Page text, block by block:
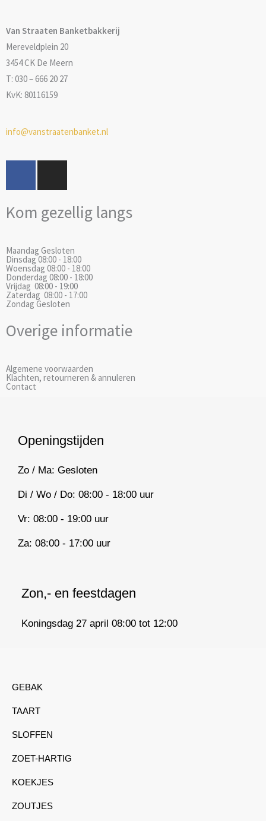
Van Straaten Banketbakkerij
Mereveldplein 20
3454 CK De Meern
T: 030 – 666 20 27
KvK: 80116159
info@vanstraatenbanket.nl
F
c
e
o
k
I
s
t
r
a
m
Kom gezellig langs
Maandag Gesloten
Dinsdag08:00 - 18:00
Woensdag 08:00 - 18:00
Donderdag 08:00 - 18:00
Vrijdag 08:00 - 19:00
Zaterdag 08:00 - 17:00
Zondag Gesloten
Overige informatie
Algemene voorwaarden
Klachten, retourneren & annuleren
Contact
Openingstijden
Zo / Ma: Gesloten
Di / Wo / Do: 08:00 - 18:00 uur
Vr: 08:00 - 19:00 uur
Za: 08:00 - 17:00 uur
Zon,- en feestdagen
Koningsdag 27 april 08:00 tot 12:00
GEBAK
TAART
SLOFFEN
ZOET-HARTIG
KOEKJES
ZOUTJES